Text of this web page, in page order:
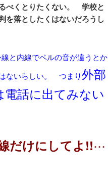
べくとりたくない。 学校と
を落としたくはないだろうし
と内線でベルの音が違うとか
ないらしい。 つまり外部
話に出てみない
だけにしてよ!!･･･